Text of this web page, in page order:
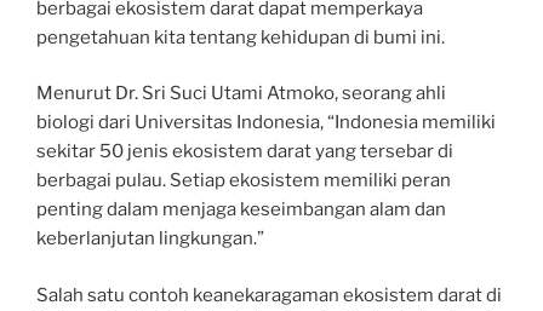
berbagai ekosistem darat dapat memperkaya
pengetahuan kita tentang kehidupan di bumi ini.
Menurut Dr. Sri Suci Utami Atmoko, seorang ahli
biologi dari Universitas Indonesia, “Indonesia memiliki
sekitar 50 jenis ekosistem darat yang tersebar di
berbagai pulau. Setiap ekosistem memiliki peran
penting dalam menjaga keseimbangan alam dan
keberlanjutan lingkungan.”
Salah satu contoh keanekaragaman ekosistem darat di